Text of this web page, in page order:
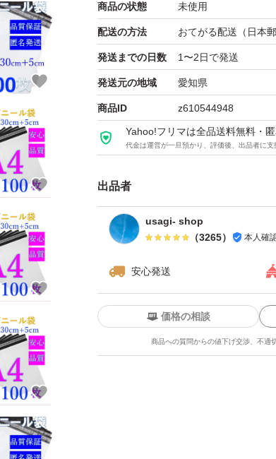
200枚ー1440円
100枚ー820円
(出品値段は間違えたことがあるの
することを気づいたらコメントに
間違えると違う商品を届く可能性
セルや返品ができないので、ご了
・ワンタッチテープ付で簡単梱包！
粘着力が強く、配送中に外れる心配
シーを保護！
商品の状態 未使用
配送の方法 おてがる配送（日本郵
発送までの日数 1〜2日で発送
発送元の地域 愛知県
商品ID z610544948
Yahoo!フリマは全品送料無料・
代金は運営が一旦預かり、評価後、出品者に支
出品者
usagi- shop
（3265） 本人確
安心発送
価格の相談
商品への質問からの値下げ交渉、不適